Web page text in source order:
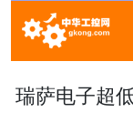
瑞萨电子超